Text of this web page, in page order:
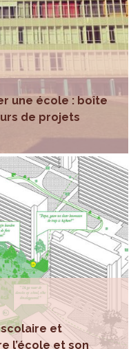
la convivialité et
nombreux jeunes
A côté du travail mené
œuvre des actions en
dehors du périmètre
scolaire
outils pour les
les étudiants et
en Région bruxelloise.
» permet à la
étudiantes et étudiants
et de mobilité
logements
une école : boîte
de projets
et
l’école et son